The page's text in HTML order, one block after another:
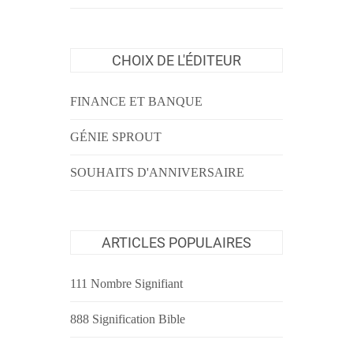
CHOIX DE L'ÉDITEUR
FINANCE ET BANQUE
GÉNIE SPROUT
SOUHAITS D'ANNIVERSAIRE
ARTICLES POPULAIRES
111 Nombre Signifiant
888 Signification Bible